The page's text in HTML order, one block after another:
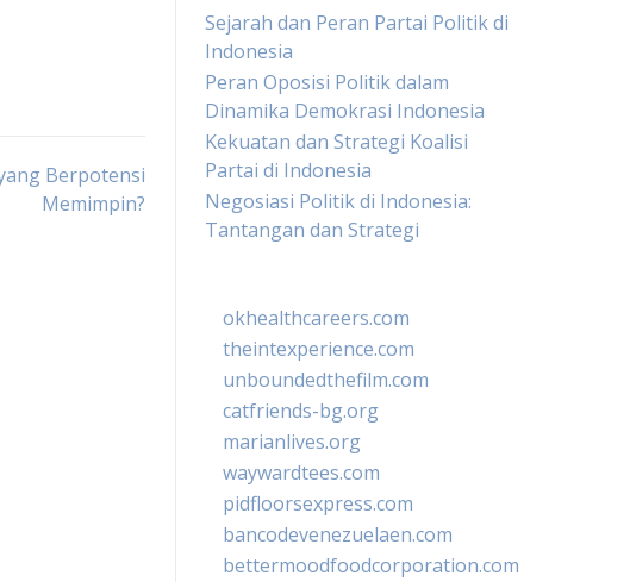
Berpotensi
Memimpin?
Sejarah dan Peran Partai Politik di
Indonesia
Peran Oposisi Politik dalam
Dinamika Demokrasi Indonesia
Kekuatan dan Strategi Koalisi
Partai di Indonesia
Negosiasi Politik di Indonesia:
Tantangan dan Strategi
okhealthcareers.com
theintexperience.com
unboundedthefilm.com
catfriends-bg.org
marianlives.org
waywardtees.com
pidfloorsexpress.com
bancodevenezuelaen.com
bettermoodfoodcorporation.com